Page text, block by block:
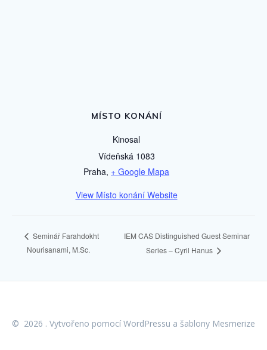
MÍSTO KONÁNÍ
Kinosal
Vídeňská 1083
Praha, + Google Mapa
View Místo konání Website
Seminář Farahdokht
Nourisanami, M.Sc.
IEM CAS Distinguished Guest Seminar
Series – Cyril Hanus
© 2026 . Vytvořeno pomocí WordPressu a šablony Mesmerize